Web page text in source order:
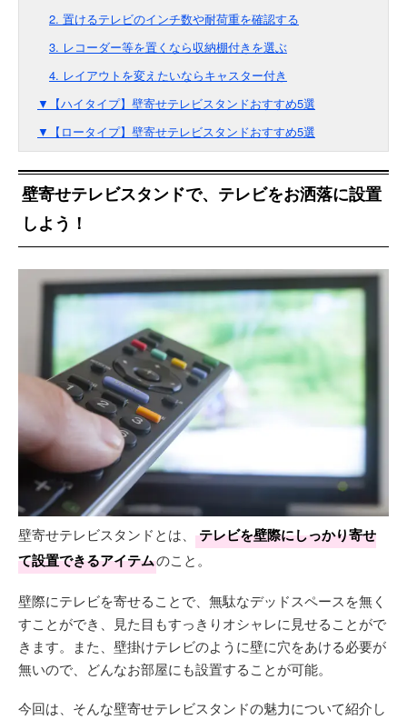
2. 置けるテレビのインチ数や耐荷重を確認する
3. レコーダー等を置くなら収納棚付きを選ぶ
4. レイアウトを変えたいならキャスター付き
▼【ハイタイプ】壁寄せテレビスタンドおすすめ5選
▼【ロータイプ】壁寄せテレビスタンドおすすめ5選
壁寄せテレビスタンドで、テレビをお洒落に設置
しよう！
壁寄せテレビスタンドとは、
テレビを壁際にしっかり寄せ
て設置できるアイテムのこと。
壁際にテレビを寄せることで、無駄なデッドスペースを無く
すことができ、見た目もすっきりオシャレに見せることがで
きます。また、壁掛けテレビのように壁に穴をあける必要が
無いので、どんなお部屋にも設置することが可能。
今回は、そんな壁寄せテレビスタンドの魅力について紹介し